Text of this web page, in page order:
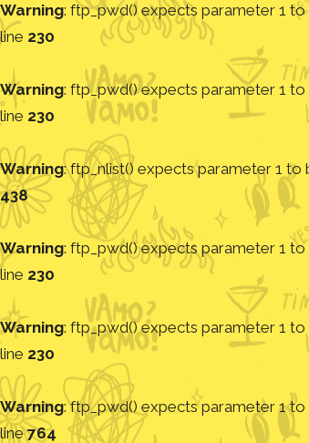
Warning: ftp_pwd() expects parameter 1
line 230
Warning: ftp_pwd() expects parameter 1
line 230
Warning: ftp_nlist() expects parameter 1 to
438
Warning: ftp_pwd() expects parameter 1
line 230
Warning: ftp_pwd() expects parameter 1
line 230
Warning: ftp_pwd() expects parameter 1
line764